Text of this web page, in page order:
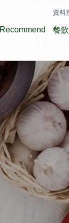
Recommend 餐
資料